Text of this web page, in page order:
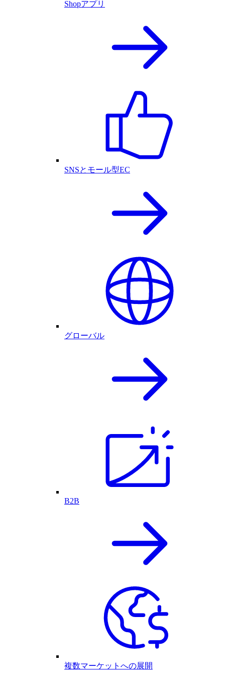
Shopアプリ
SNSとモール型EC
グローバル
B2B
複数マーケットへの展開